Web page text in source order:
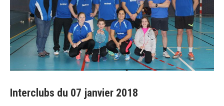
Interclubs du 07 janvier 2018